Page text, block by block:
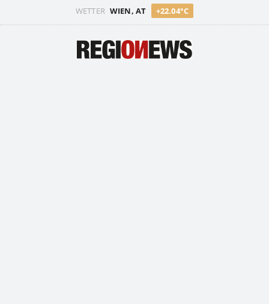
WETTER WIEN, AT +22.04°C